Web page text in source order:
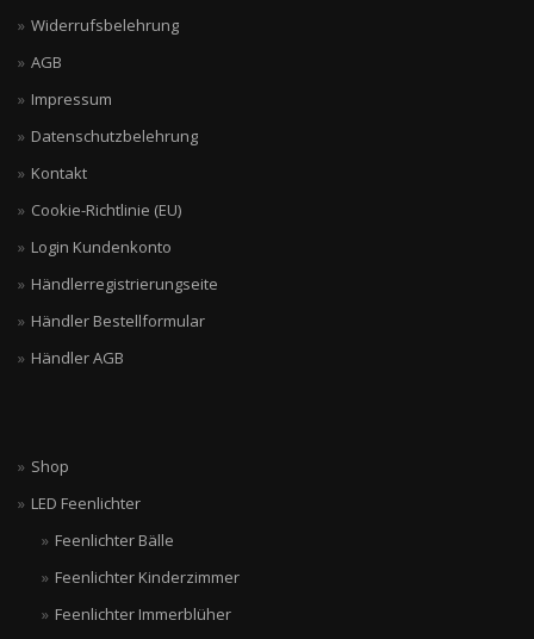
Widerrufsbelehrung
AGB
Impressum
Datenschutzbelehrung
Kontakt
Cookie-Richtlinie (EU)
Login Kundenkonto
Händlerregistrierungseite
Händler Bestellformular
Händler AGB
Shop
LED Feenlichter
Feenlichter Bälle
Feenlichter Kinderzimmer
Feenlichter Immerblüher